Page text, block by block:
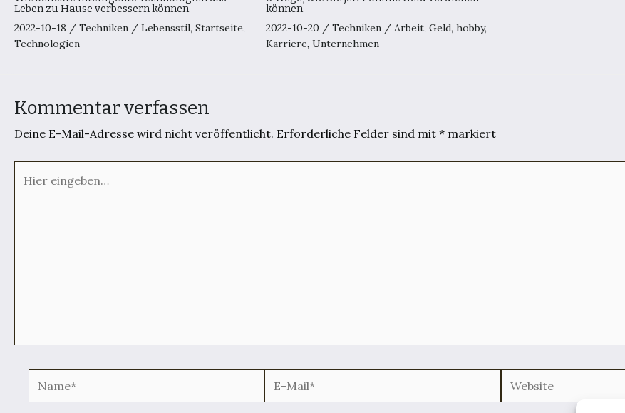
Leben zu Hause verbessern können
2022-10-18 / Techniken / Lebensstil, Startseite,
Technologien
können
2022-10-20 /Techniken /Arbeit,Geld,hobby,
Karriere,Unternehmen
Kommentar verfassen
Deine E-Mail-Adresse wird nicht veröffentlicht. Erforderliche Felder sind mit * markiert
eingeben…
Mail*
Website